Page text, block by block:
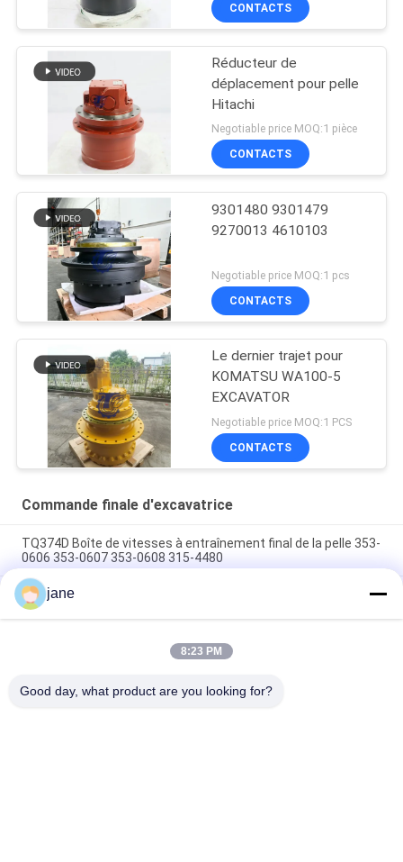
CONTACTS
Réducteur de
déplacement pour pelle
Hitachi
Negotiable price MOQ:1 pièce
CONTACTS
9301480 9301479
9270013 4610103
Negotiable price MOQ:1 pcs
CONTACTS
Le dernier trajet pour
KOMATSU WA100-5
EXCAVATOR
Negotiable price MOQ:1 PCS
CONTACTS
Commande finale d'excavatrice
TQ374D Boîte de vitesses à entraînement final de la pelle 353-
0606 353-0607 353-0608 315-4480
353-0528 333-3036 Excavateur à entraînement final moteur
hydraulique adapté TQ345D TQ349D
Danfoss BMVT41 moteur hydraulique d'entraînement final
peut être adapté à 5 ~ 6 tonnes de chargeurs de roulement à
jane
8:23 PM
Good day, what product are you looking for?